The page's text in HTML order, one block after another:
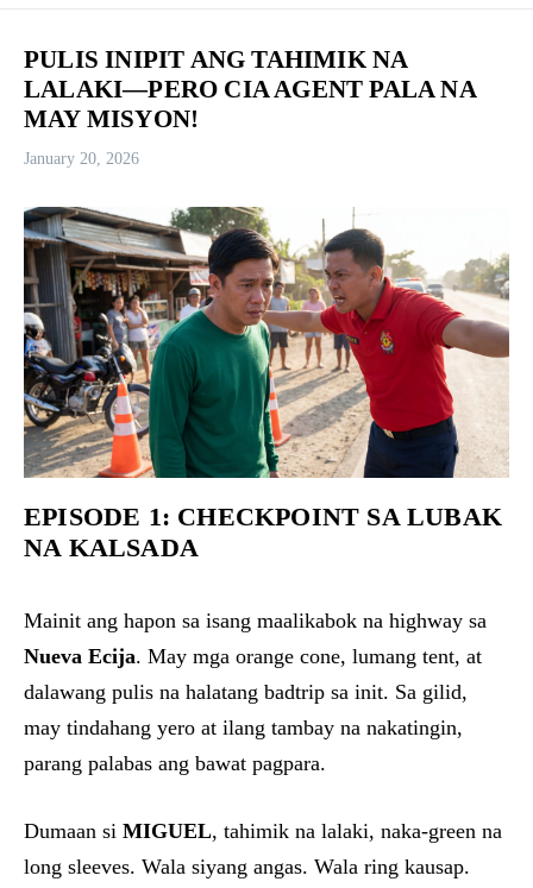
PULIS INIPIT ANG TAHIMIK NA
LALAKI—PERO CIA AGENT PALA NA
MAY MISYON!
January 20, 2026
EPISODE 1: CHECKPOINT SA LUBAK
NA KALSADA
Mainit ang hapon sa isang maalikabok na highway sa
Nueva Ecija. May mga orange cone, lumang tent, at
dalawang pulis na halatang badtrip sa init. Sa gilid,
may tindahang yero at ilang tambay na nakatingin,
parang palabas ang bawat pagpara.
Dumaan si MIGUEL, tahimik na lalaki, naka-green na
long sleeves. Wala siyang angas. Wala ring kausap.